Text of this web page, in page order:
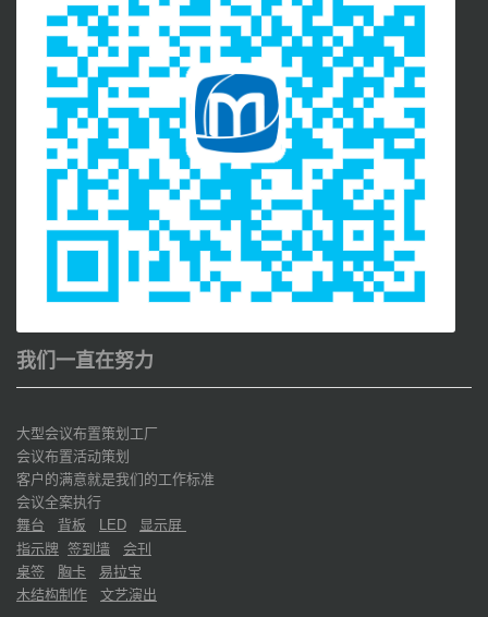
我们一直在努力
大型会议布置策划工厂
会议布置活动策划
客户的满意就是我们的工作标准
会议全案执行
舞台
背板 LED
显示屏
指示牌 签到墙
会刊
桌签
胸卡
易拉宝
木结构制作
文艺演出